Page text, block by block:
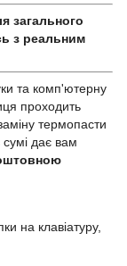
загального
з реальним
та комп'ютерну
проходить
термопасти
дає вам
на клавіатуру,